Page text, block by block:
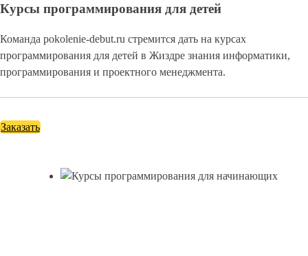
Курсы программирования для детей
Команда pokolenie-debut.ru стремится дать на курсах
программирования для детей в Жиздре знания информатики,
программирования и проектного менеджмента.
Заказать